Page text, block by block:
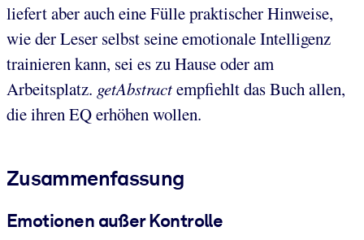
liefert aber auch eine Fülle praktischer Hinweise,
wie der Leser selbst seine emotionale Intelligenz
trainieren kann, sei es zu Hause oder am
Arbeitsplatz. getAbstractempfiehlt das Buch allen,
die ihren EQ erhöhen wollen.
Zusammenfassung
Emotionen außer Kontrolle